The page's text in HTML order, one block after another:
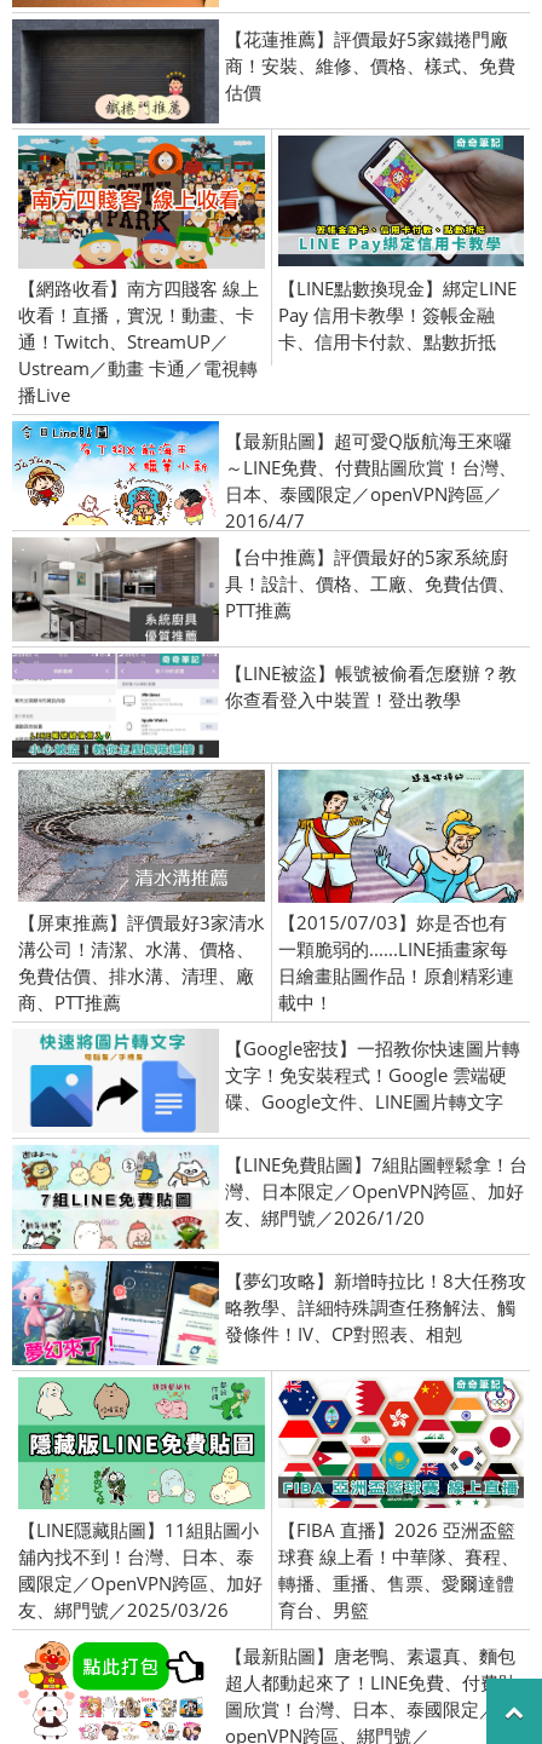
【花蓮推薦】評價最好5家鐵捲門廠
商！安裝、維修、價格、樣式、免費
估價
【網路收看】南方四賤客 線上
收看！直播，實況！動畫、卡
通！Twitch、StreamUP／
Ustream／動畫 卡通／電視轉
播Live
【LINE點數換現金】綁定LINE
Pay 信用卡教學！簽帳金融
卡、信用卡付款、點數折抵
【最新貼圖】超可愛Q版航海王來囉
～LINE免費、付費貼圖欣賞！台灣、
日本、泰國限定／openVPN跨區／
2016/4/7
【台中推薦】評價最好的5家系統廚
具！設計、價格、工廠、免費估價、
PTT推薦
【LINE被盜】帳號被偷看怎麼辦？教
你查看登入中裝置！登出教學
【屏東推薦】評價最好3家清水
溝公司！清潔、水溝、價格、
免費估價、排水溝、清理、廠
商、PTT推薦
【2015/07/03】妳是否也有
一顆脆弱的......LINE插畫家每
日繪畫貼圖作品！原創精彩連
載中！
【Google密技】一招教你快速圖片轉
文字！免安裝程式！Google 雲端硬
碟、Google文件、LINE圖片轉文字
【LINE免費貼圖】7組貼圖輕鬆拿！台
灣、日本限定／OpenVPN跨區、加好
友、綁門號／2026/1/20
【夢幻攻略】新增時拉比！8大任務攻
略教學、詳細特殊調查任務解法、觸
發條件！IV、CP對照表、相剋
【LINE隱藏貼圖】11組貼圖小
舖內找不到！台灣、日本、泰
國限定／OpenVPN跨區、加好
友、綁門號／2025/03/26
【FIBA 直播】2026 亞洲盃籃
球賽 線上看！中華隊、賽程、
轉播、重播、售票、愛爾達體
育台、男籃
【最新貼圖】唐老鴨、素還真、麵包
超人都動起來了！LINE免費、付費貼
圖欣賞！台灣、日本、泰國限定／
openVPN跨區、綁門號／